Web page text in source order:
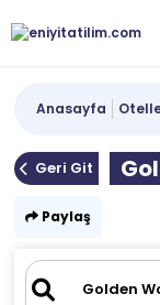
Anasayfa
Geri Git
Paylaş